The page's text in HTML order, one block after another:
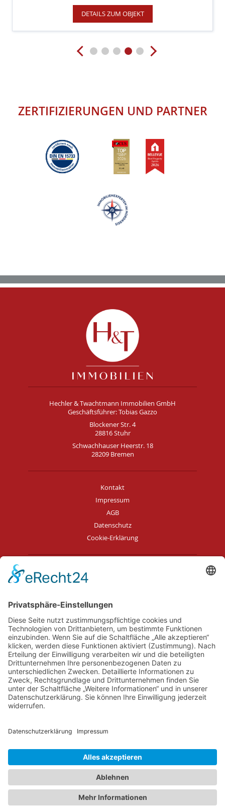
DETAILS ZUM OBJEKT
ZERTIFIZIERUNGEN UND PARTNER
Hechler & Twachtmann Immobilien GmbH
Geschäftsführer: Tobias Gazzo
Blockener Str. 4
28816 Stuhr
Schwachhauser Heerstr. 18
28209 Bremen
Kontakt
Impressum
AGB
Datenschutz
Cookie-Erklärung
Immobilie verkaufen in Bremen
Immobilie verkaufen in Delmenhorst
Immobilienmakler Stuhr
Immobilienmakler Weyhe